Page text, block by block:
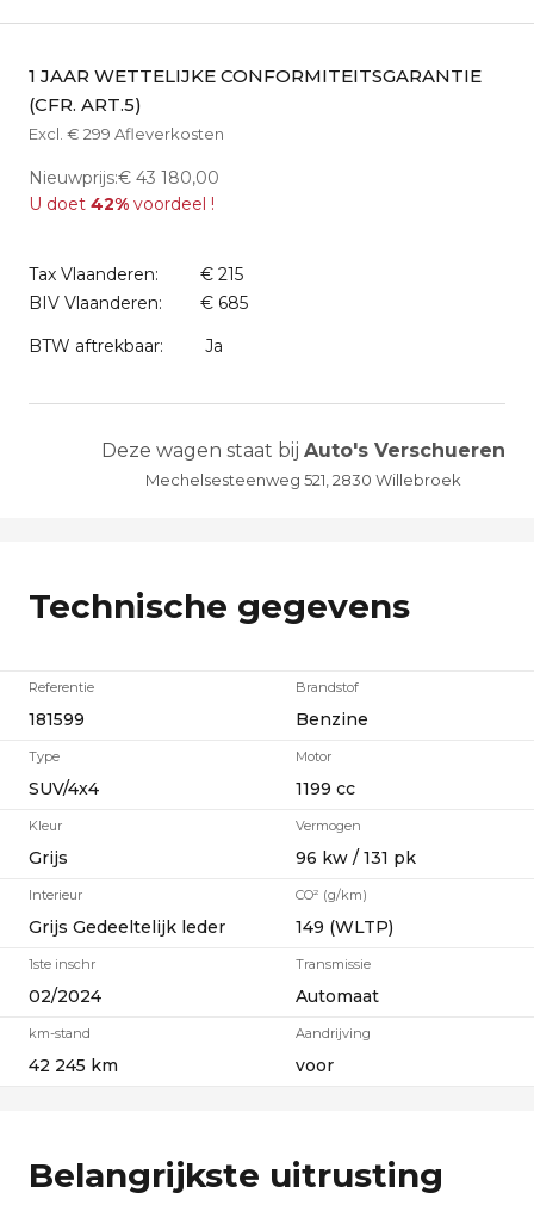
1 JAAR WETTELIJKE CONFORMITEITSGARANTIE
(CFR. ART.5)
Excl. € 299 Afleverkosten
Nieuwprijs:€ 43 180,00
U doet 42% voordeel !
Tax Vlaanderen:
€ 215
BIV Vlaanderen:
€ 685
BTW aftrekbaar:
Ja
Deze wagen staat bij Auto's Verschueren
Mechelsesteenweg 521, 2830 Willebroek
Technische gegevens
Referentie
181599
Type
SUV/4x4
Kleur
Grijs
Interieur
Grijs Gedeeltelijk leder
1ste inschr
02/2024
km-stand
42 245 km
Brandstof
Benzine
Motor
1199 cc
Vermogen
96 kw / 131 pk
CO² (g/km)
149 (WLTP)
Transmissie
Automaat
Aandrijving
voor
Belangrijkste uitrusting